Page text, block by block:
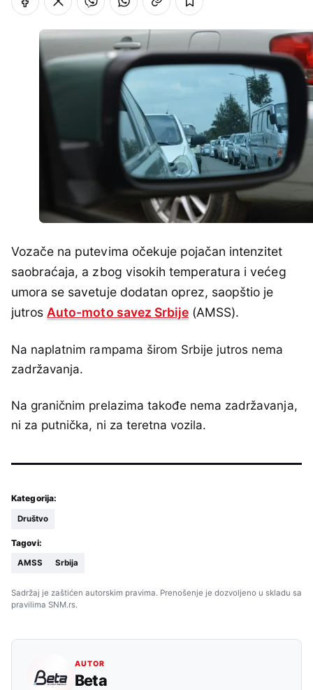
Vozače na putevima očekuje pojačan intenzitet
saobraćaja, a zbog visokih temperatura i većeg
umora se savetuje dodatan oprez, saopštio je
jutros Auto-moto savez Srbije (AMSS).
Na naplatnim rampama širom Srbije jutros nema
zadržavanja.
Na graničnim prelazima takođe nema zadržavanja,
ni za putnička, ni za teretna vozila.
Kategorija:
Društvo
Tagovi:
AMSS Srbija
Sadržaj je zaštićen autorskim pravima. Prenošenje je dozvoljeno u skladu sa
pravilima SNM.rs.
AUTOR
Beta